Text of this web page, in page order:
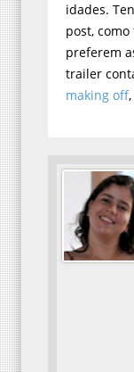
idades.
post, como
preferem
trailer
making off